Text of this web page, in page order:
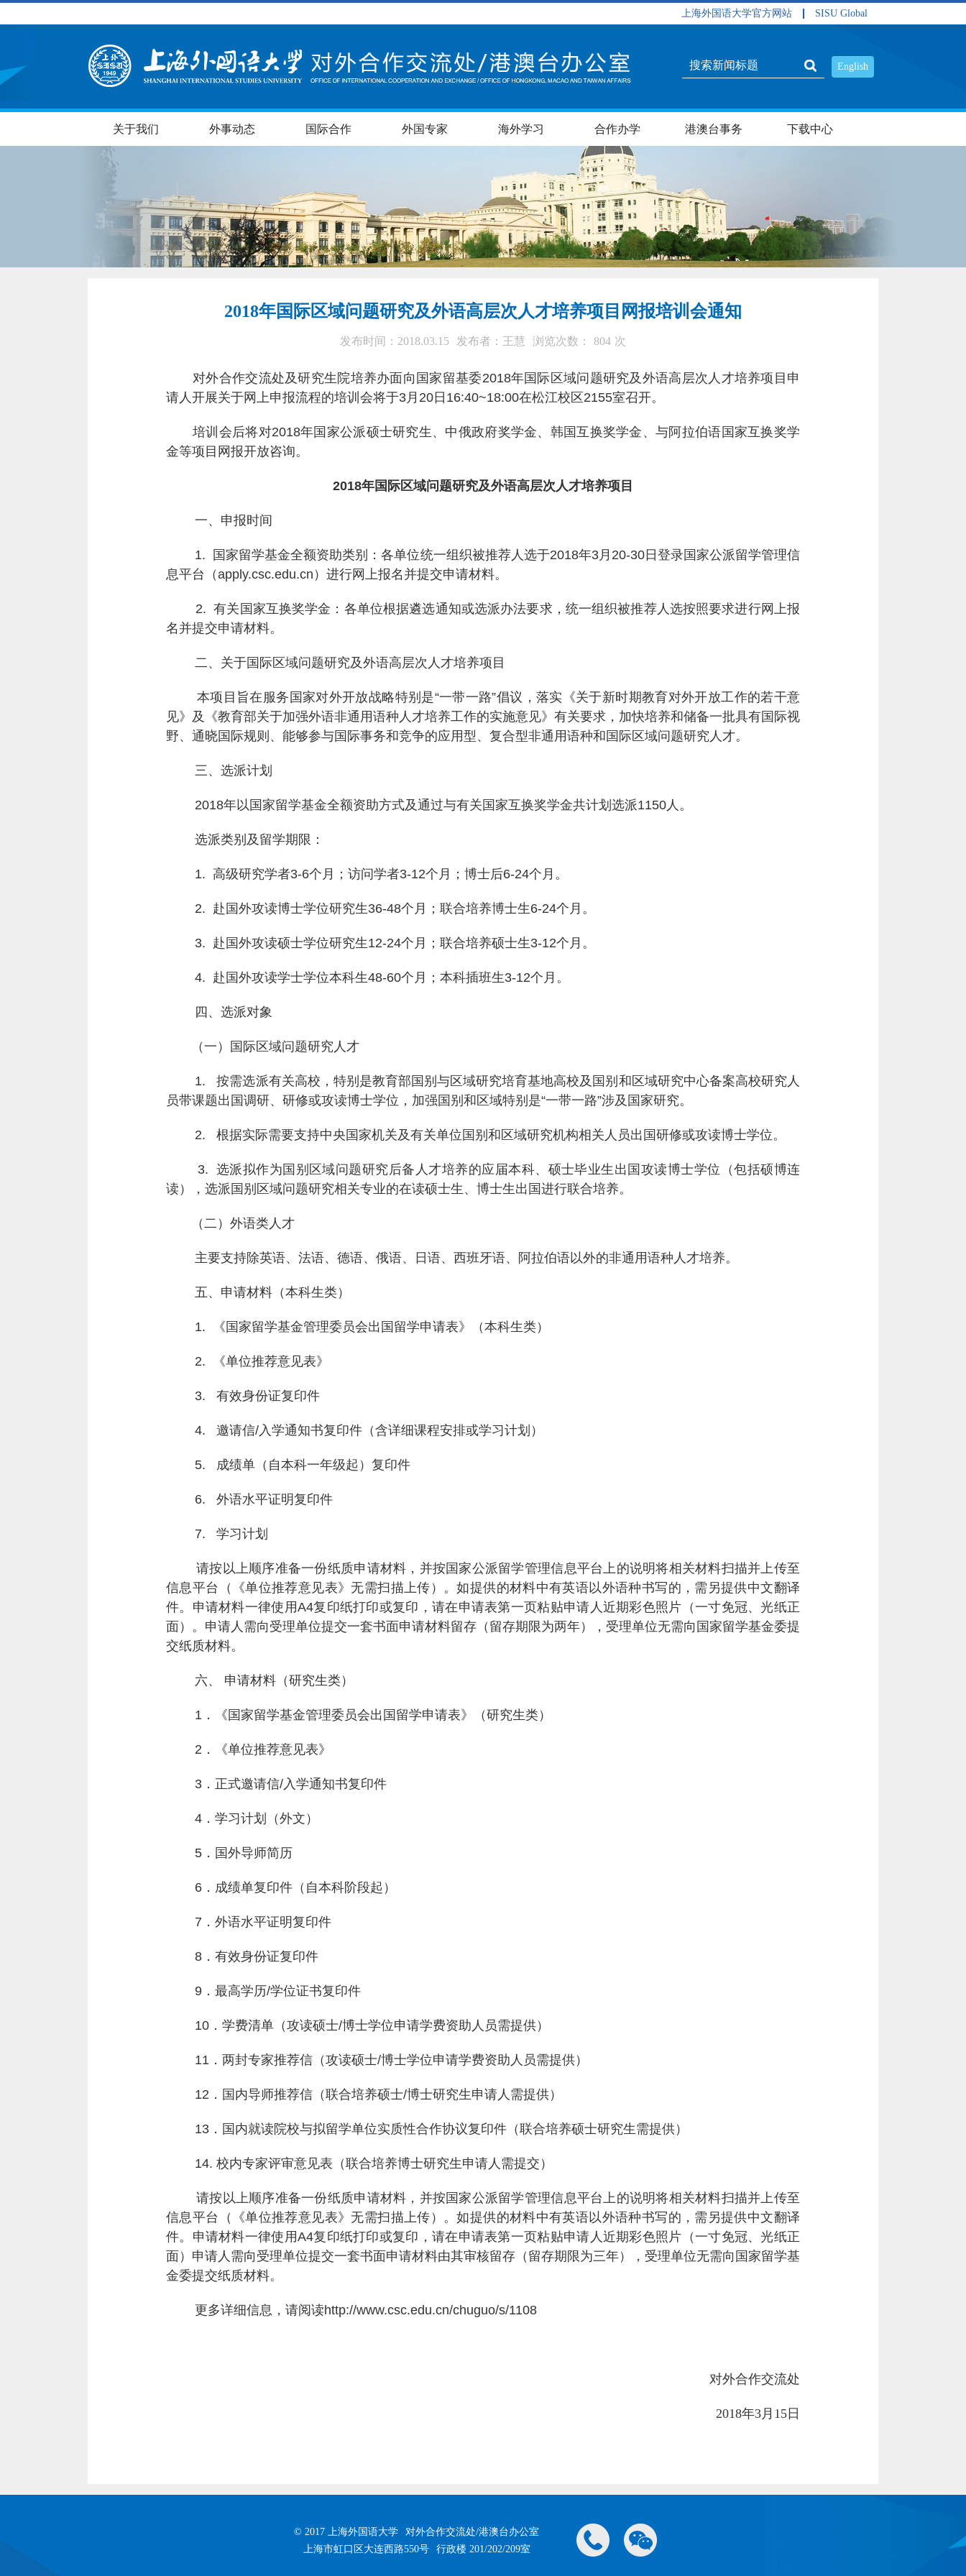
上海外国语大学官方网站 SISU Global
English
关于我们 外事动态 国际合作 外国专家 海外学习 合作办学 港澳台事务 下载中心
2018年国际区域问题研究及外语高层次人才培养项目网报培训会通知
发布时间：2018.03.15 发布者：王慧 浏览次数： 804 次
对外合作交流处及研究生院培养办面向国家留基委2018年国际区域问题研究及外语高层次人才培养项目申
请人开展关于网上申报流程的培训会将于3月 20 日 16:40~18:00在松江校区 2155室召开。
培训会后将对2018年国家公派硕士研究生、中俄政府奖学金、韩国互换奖学金、与阿拉伯语国家互换奖学
金等项目网报开放咨询。
2018年国际区域问题研究及外语高层次人才培养项目
一、申报时间
1. 国家留学基金全额资助类别：各单位统一组织被推荐人选于2018年3月 20-30日登录国家公派留学管理信
息平台（apply.csc.edu.cn ）进行网上报名并提交申请材料。
2.有关国家互换奖学金：各单位根据遴选通知或选派办法要求，统一组织被推荐人选按照要求进行网上报
名并提交申请材料。
二、关于国际区域问题研究及外语高层次人才培养项目
本项目旨在服务国家对外开放战略特别是“一带一路”倡议，落实《关于新时期教育对外开放工作的若干意
见》及《教育部关于加强外语非通用语种人才培养工作的实施意见》有关要求，加快培养和储备一批具有国际视
野、通晓国际规则、能够参与国际事务和竞争的应用型、复合型非通用语种和国际区域问题研究人才。
三、选派计划
2018年以国家留学基金全额资助方式及通过与有关国家互换奖学金共计划选派1150人。
选派类别及留学期限：
1. 高级研究学者3-6个月；访问学者3-12个月；博士后6-24个月。
2. 赴国外攻读博士学位研究生36-48个月；联合培养博士生6-24个月。
3. 赴国外攻读硕士学位研究生12-24个月；联合培养硕士生3-12个月。
4. 赴国外攻读学士学位本科生48-60个月；本科插班生3-12个月。
四、选派对象
（一）国际区域问题研究人才
1.按需选派有关高校，特别是教育部国别与区域研究培育基地高校及国别和区域研究中心备案高校研究人
员带课题出国调研、研修或攻读博士学位，加强国别和区域特别是“一带一路”涉及国家研究。
2. 根据实际需要支持中央国家机关及有关单位国别和区域研究机构相关人员出国研修或攻读博士学位。
3. 选派拟作为国别区域问题研究后备人才培养的应届本科、硕士毕业生出国攻读博士学位（包括硕博连
读），选派国别区域问题研究相关专业的在读硕士生、博士生出国进行联合培养。
（二）外语类人才
主要支持除英语、法语、德语、俄语、日语、西班牙语、阿拉伯语以外的非通用语种人才培养。
五、申请材料（本科生类）
1. 《国家留学基金管理委员会出国留学申请表》（本科生类）
2. 《单位推荐意见表》
3. 有效身份证复印件
4. 邀请信/入学通知书复印件（含详细课程安排或学习计划）
5. 成绩单（自本科一年级起）复印件
6. 外语水平证明复印件
7. 学习计划
请按以上顺序准备一份纸质申请材料，并按国家公派留学管理信息平台上的说明将相关材料扫描并上传至
信息平台（《单位推荐意见表》无需扫描上传）。如提供的材料中有英语以外语种书写的，需另提供中文翻译
件。申请材料一律使用A4复印纸打印或复印，请在申请表第一页粘贴申请人近期彩色照片（一寸免冠、光纸正
面）。申请人需向受理单位提交一套书面申请材料留存（留存期限为两年），受理单位无需向国家留学基金委提
交纸质材料。
六、 申请材料（研究生类）
1 ．《国家留学基金管理委员会出国留学申请表》（研究生类）
2 ．《单位推荐意见表》
3 ．正式邀请信/入学通知书复印件
4 ．学习计划（外文）
5 ．国外导师简历
6 ．成绩单复印件（自本科阶段起）
7 ．外语水平证明复印件
8 ．有效身份证复印件
9 ．最高学历/学位证书复印件
10 ．学费清单（攻读硕士/博士学位申请学费资助人员需提供）
11 ．两封专家推荐信（攻读硕士/博士学位申请学费资助人员需提供）
12 ．国内导师推荐信（联合培养硕士/博士研究生申请人需提供）
13 ．国内就读院校与拟留学单位实质性合作协议复印件（联合培养硕士研究生需提供）
14. 校内专家评审意见表（联合培养博士研究生申请人需提交）
请按以上顺序准备一份纸质申请材料，并按国家公派留学管理信息平台上的说明将相关材料扫描并上传至
信息平台（《单位推荐意见表》无需扫描上传）。如提供的材料中有英语以外语种书写的，需另提供中文翻译
件。申请材料一律使用A4复印纸打印或复印，请在申请表第一页粘贴申请人近期彩色照片（一寸免冠、光纸正
面）申请人需向受理单位提交一套书面申请材料由其审核留存（留存期限为三年），受理单位无需向国家留学基
金委提交纸质材料。
更多详细信息，请阅读http://www.csc.edu.cn/chuguo/s/1108
对外合作交流处
2018年3月15日
© 2017 上海外国语大学
对外合作交流处/港澳台办公室
上海市虹口区大连西路550号
行政楼 201/202/209室